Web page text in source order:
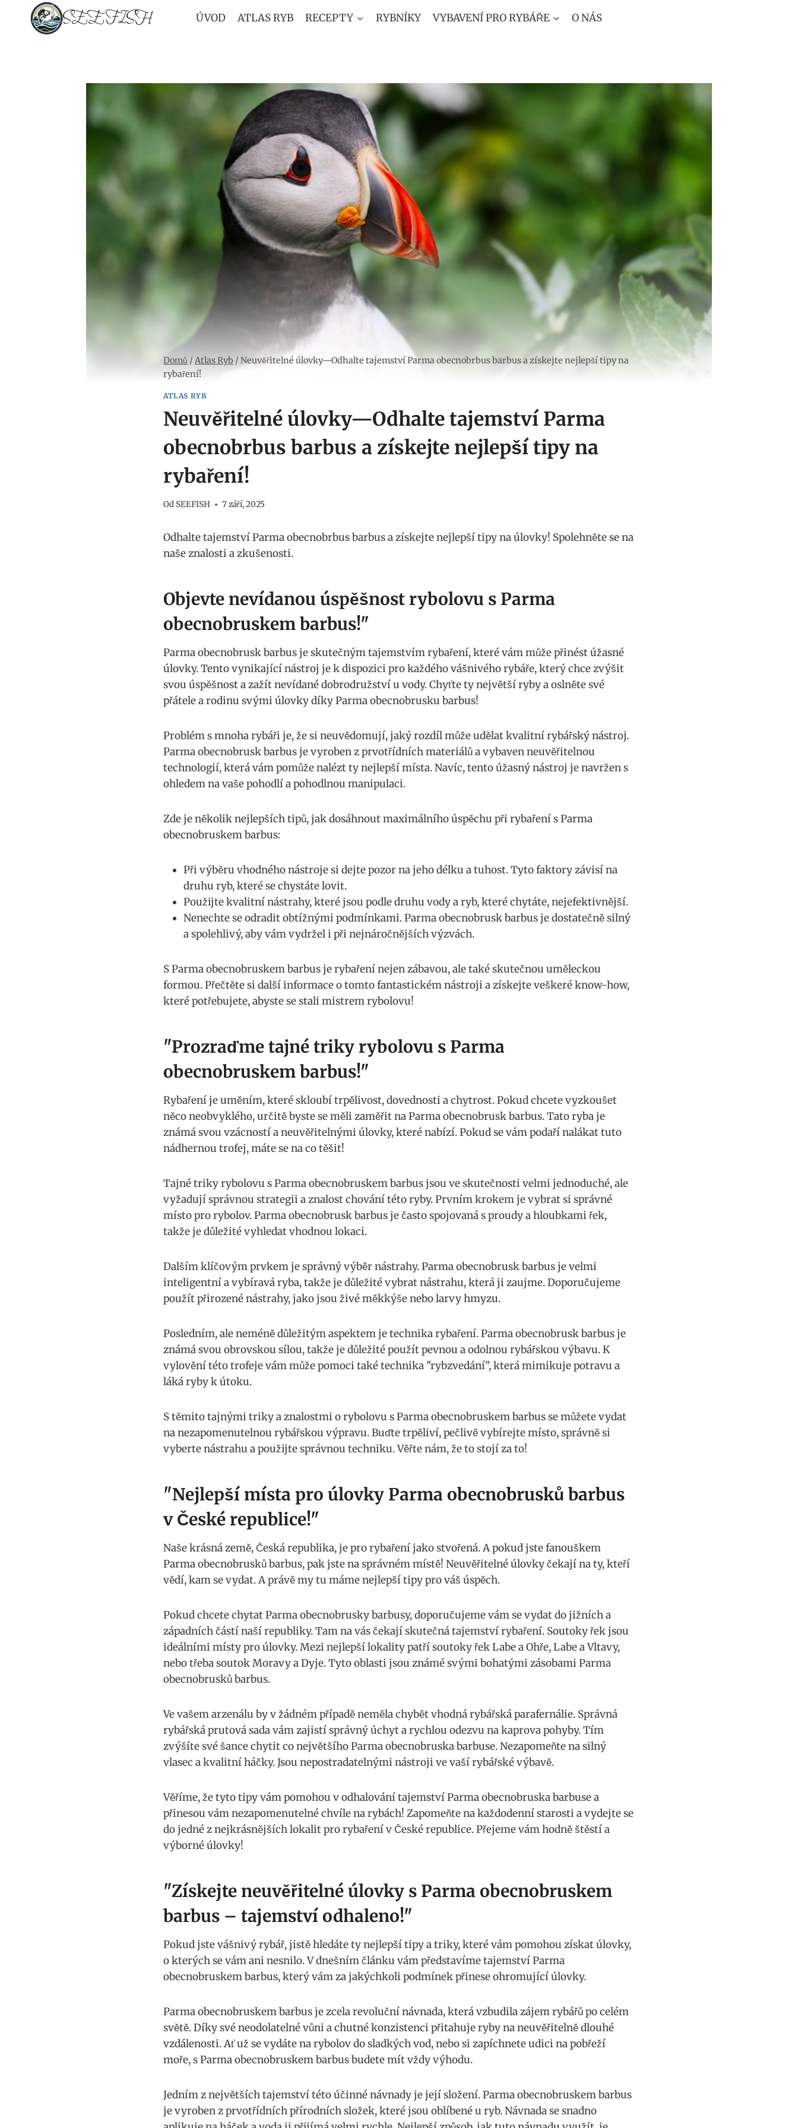
Přeskočit
SEEFISH ÚVOD ATLAS RYB RECEPTY RYBNÍKY VYBAVENÍ PRO RYBÁŘE O NÁS
Domů / Atlas Ryb / Neuvěřitelné úlovky—Odhalte tajemství Parma obecnobrbus barbus a získejte nejlepší tipy na
rybaření!
ATLAS RYB
Neuvěřitelné úlovky—Odhalte tajemství Parma
obecnobrbus barbus a získejte nejlepší tipy na
rybaření!
Od SEEFISH 7 září, 2025
Odhalte tajemství Parma obecnobrbus barbus a získejte nejlepší tipy‌ na ⁤úlovky!‌ Spolehněte ​se na
naše‌ znalosti ⁤a zkušenosti.
Objevte nevídanou úspěšnost rybolovu s Parma
obecnobruskem barbus!"
Parma obecnobrusk ‍barbus je skutečným tajemstvím⁣ rybaření, které‍ vám může přinést úžasné​
úlovky. ⁤Tento vynikající nástroj je k ⁢dispozici pro každého vášnivého rybáře, který⁢ chce ‌zvýšit
⁤svou ⁢úspěšnost ⁤a zažít nevídané dobrodružství​ u vody. Chyťte ty největší ryby a oslněte ‍své
přátele a rodinu svými‌ úlovky díky ⁢Parma⁣ obecnobrusku barbus!
Problém⁢ s mnoha rybáři je, že si neuvědomují, jaký rozdíl může udělat kvalitní‌ rybářský nástroj.
Parma obecnobrusk barbus ⁢je vyroben z prvotřídních materiálů a vybaven ​neuvěřitelnou
technologií, ⁣která vám pomůže nalézt ty nejlepší místa. Navíc, tento úžasný ‌nástroj je navržen s
ohledem na vaše‌ pohodlí a pohodlnou manipulaci.
Zde je několik ​nejlepších tipů, jak dosáhnout maximálního úspěchu při rybaření s Parma
obecnobruskem ​barbus:
Při‌ výběru vhodného nástroje ⁢si‌ dejte pozor na ⁤jeho‌ délku a tuhost. Tyto faktory závisí na
druhu ryb, které ⁢se chystáte‍ lovit.
Použijte kvalitní nástrahy, které jsou podle druhu vody a ryb, které⁣ chytáte, nejefektivnější.
Nenechte se odradit obtížnými​ podmínkami. Parma obecnobrusk barbus je dostatečně⁢ silný
a spolehlivý, aby vám vydržel i při⁤ nejnáročnějších výzvách.
S Parma obecnobruskem barbus ‌je ⁣rybaření ⁤nejen zábavou, ⁣ale také‌ skutečnou​ uměleckou​
formou. Přečtěte si další informace o⁢ tomto fantastickém nástroji a získejte ‌veškeré know-how,⁣
které potřebujete, abyste se stali mistrem rybolovu!
"Prozraďme ⁢tajné triky rybolovu ⁣s Parma
obecnobruskem barbus!"
Rybaření je‍ uměním,⁤ které skloubí trpělivost, ‌dovednosti a chytrost. ⁤Pokud ⁢chcete vyzkoušet
něco⁢ neobvyklého, ​určitě‍ byste se měli zaměřit na⁤ Parma ‍obecnobrusk⁤ barbus. Tato ryba je
známá ⁣svou vzácností a neuvěřitelnými úlovky, které nabízí. Pokud se vám podaří⁣ nalákat tuto
nádhernou trofej, máte‌ se na co těšit!
Tajné triky rybolovu s Parma ⁣obecnobruskem⁣ barbus jsou ve skutečnosti velmi jednoduché, ale
vyžadují správnou strategii a znalost chování​ této ryby.⁢ Prvním‌ krokem je vybrat si ‍správné
⁢místo pro rybolov. Parma ​obecnobrusk barbus⁣ je často spojovaná⁢ s proudy a hloubkami řek,
takže je důležité vyhledat ⁤vhodnou⁣ lokaci.
Dalším klíčovým prvkem je správný výběr ⁣nástrahy.⁢ Parma obecnobrusk barbus je‍ velmi
inteligentní ‍a vybíravá ryba, takže je⁣ důležité ⁣vybrat nástrahu, která ji zaujme. Doporučujeme
použít přirozené nástrahy, jako⁢ jsou živé ⁣měkkýše⁤ nebo larvy hmyzu.
Posledním, ale neméně důležitým aspektem‌ je‍ technika rybaření. Parma obecnobrusk ‌barbus je⁣
známá svou obrovskou sílou, takže je důležité ⁤použít pevnou a odolnou rybářskou výbavu. K
vylovění této trofeje vám může pomoci⁤ také technika "rybzvedání", která mimikuje potravu a
láká ryby​ k útoku.
S těmito tajnými triky a⁤ znalostmi o⁤ rybolovu ‍s Parma obecnobruskem barbus se můžete vydat
⁢na nezapomenutelnou rybářskou výpravu. Buďte trpěliví, pečlivě vybírejte místo, správně ‍si
vyberte nástrahu a použijte ‌správnou techniku.⁤ Věřte nám, že to‍ stojí za to!
"Nejlepší⁤ místa pro‍ úlovky Parma obecnobrusků barbus
v ‌České republice!"
Naše krásná‌ země, ⁤Česká republika, je⁤ pro rybaření jako stvořená. A​ pokud ⁢jste​ fanouškem
Parma obecnobrusků barbus, ​pak‍ jste na ‌správném místě! Neuvěřitelné​ úlovky ‌čekají na ⁢ty, kteří‌
vědí, kam se vydat. A právě my tu máme nejlepší ⁤tipy​ pro váš úspěch.
Pokud‍ chcete‍ chytat Parma⁣ obecnobrusky ​barbusy,⁢ doporučujeme ⁣vám‍ se ‍vydat do jižních a
západních​ částí naší ⁤republiky. Tam na⁣ vás​ čekají skutečná tajemství rybaření. Soutoky‍ řek jsou
‍ideálními místy pro‌ úlovky. Mezi nejlepší lokality ‌patří soutoky řek Labe a Ohře, Labe a Vltavy,
nebo třeba ⁣soutok Moravy a‍ Dyje. ‌Tyto oblasti jsou známé svými bohatými zásobami Parma⁢
obecnobrusků barbus.
Ve vašem arzenálu⁣ by v žádném případě neměla ⁣chybět vhodná rybářská​ parafernálie.⁤ Správná
⁤rybářská prutová ‌sada ⁢vám zajistí⁤ správný úchyt⁤ a rychlou odezvu na ‌kaprova pohyby. Tím
zvýšíte ‍své ‍šance chytit ⁣co největšího Parma obecnobruska barbuse. Nezapomeňte na silný
vlasec a kvalitní háčky. Jsou nepostradatelnými nástroji ve vaší rybářské výbavě.
Věříme, ​že ‍tyto tipy⁣ vám pomohou v odhalování tajemství Parma​ obecnobruska barbuse‌ a
přinesou vám nezapomenutelné chvíle na rybách! ​Zapomeňte na ​každodenní starosti a vydejte ‌se
do jedné z nejkrásnějších⁣ lokalit pro‌ rybaření v České republice. Přejeme​ vám‍ hodně štěstí ​a⁢
výborné úlovky!
"Získejte neuvěřitelné úlovky s ⁢Parma obecnobruskem
barbus – tajemství odhaleno!"
Pokud ⁣jste vášnivý rybář, jistě⁢ hledáte ‌ty ⁣nejlepší tipy a triky, ​které vám pomohou získat úlovky,⁤
o ‌kterých se vám ani nesnilo. V dnešním článku vám‌ představíme tajemství⁤ Parma
obecnobruskem barbus,⁢ který vám ⁢za jakýchkoli podmínek přinese ohromující úlovky.
Parma obecnobruskem‌ barbus je‍ zcela revoluční návnada, která vzbudila zájem​ rybářů po celém ​
světě. Díky své neodolatelné‍ vůni a chutné konzistenci přitahuje ‌ryby na neuvěřitelně⁤ dlouhé
vzdálenosti. Ať už se vydáte na rybolov do ⁢sladkých vod, nebo si‍ zapíchnete udici na pobřeží
moře, ⁢s Parma obecnobruskem barbus budete mít ‌vždy⁣ výhodu.
Jedním z největších tajemství této účinné návnady je její ‍složení. Parma ‍obecnobruskem ‌barbus
je vyroben ⁢z prvotřídních přírodních‍ složek, které jsou oblíbené u ryb. Návnada se snadno